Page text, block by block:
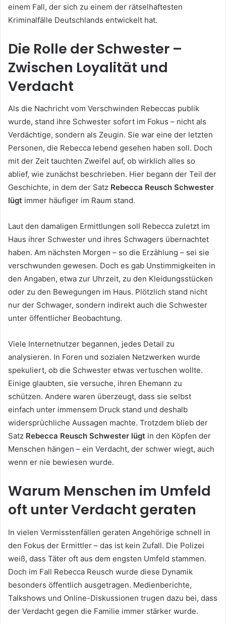
einem Fall, der sich zu einem der rätselhaftesten
Kriminalfälle Deutschlands entwickelt hat.
Die Rolle der Schwester –
Zwischen Loyalität und
Verdacht
Als die Nachricht vom Verschwinden Rebeccas publik
wurde, stand ihre Schwester sofort im Fokus – nicht als
Verdächtige, sondern als Zeugin. Sie war eine der letzten
Personen, die Rebecca lebend gesehen haben soll. Doch
mit der Zeit tauchten Zweifel auf, ob wirklich alles so
ablief, wie zunächst beschrieben. Hier begann der Teil der
Geschichte, in dem der Satz Rebecca Reusch Schwester
lügt immer häufiger im Raum stand.
Laut den damaligen Ermittlungen soll Rebecca zuletzt im
Haus ihrer Schwester und ihres Schwagers übernachtet
haben. Am nächsten Morgen – so die Erzählung – sei sie
verschwunden gewesen. Doch es gab Unstimmigkeiten in
den Angaben, etwa zur Uhrzeit, zu den Kleidungsstücken
oder zu den Bewegungen im Haus. Plötzlich stand nicht
nur der Schwager, sondern indirekt auch die Schwester
unter öffentlicher Beobachtung.
Viele Internetnutzer begannen, jedes Detail zu
analysieren. In Foren und sozialen Netzwerken wurde
spekuliert, ob die Schwester etwas vertuschen wollte.
Einige glaubten, sie versuche, ihren Ehemann zu
schützen. Andere waren überzeugt, dass sie selbst
einfach unter immensem Druck stand und deshalb
widersprüchliche Aussagen machte. Trotzdem blieb der
Satz Rebecca Reusch Schwester lügt in den Köpfen der
Menschen hängen – ein Verdacht, der schwer wiegt, auch
wenn er nie bewiesen wurde.
Warum Menschen im Umfeld
oft unter Verdacht geraten
In vielen Vermisstenfällen geraten Angehörige schnell in
den Fokus der Ermittler – das ist kein Zufall. Die Polizei
weiß, dass Täter oft aus dem engsten Umfeld stammen.
Doch im Fall Rebecca Reusch wurde diese Dynamik
besonders öffentlich ausgetragen. Medienberichte,
Talkshows und Online-Diskussionen trugen dazu bei, dass
der Verdacht gegen die Familie immer stärker wurde.